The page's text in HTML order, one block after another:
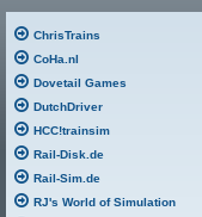
ChrisTrains
CoHa.nl
Dovetail Games
DutchDriver
HCC!trainsim
Rail-Disk.de
Rail-Sim.de
RJ's World of Simulation